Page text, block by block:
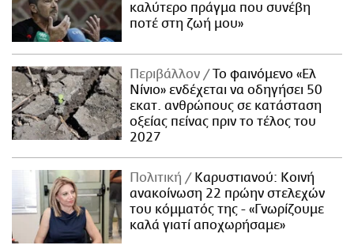
καλύτερο πράγμα που συνέβη
ποτέ στη ζωή μου»
Περιβάλλον
Το φαινόμενο «Ελ
Νίνιο» ενδέχεται να οδηγήσει 50
εκατ. ανθρώπους σε κατάσταση
οξείας πείνας πριν το τέλος του
2027
Πολιτική
Καρυστιανού: Κοινή
ανακοίνωση 22 πρώην στελεχών
του κόμματός της - «Γνωρίζουμε
καλά γιατί αποχωρήσαμε»